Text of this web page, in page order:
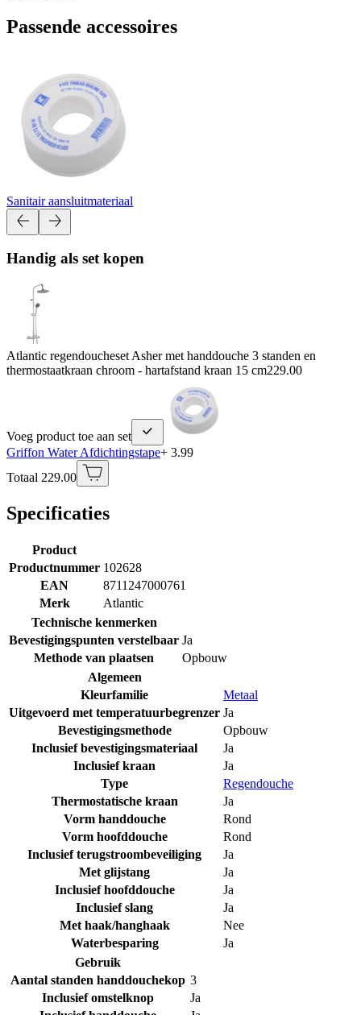
Passende accessoires
Sanitair aansluitmateriaal
Handig als set kopen
Atlantic regendoucheset Asher met handdouche 3 standen en
thermostaatkraan chroom - hartafstand kraan 15 cm229.00
Voeg product toe aan set
Griffon Water Afdichtingstape+ 3.99
Totaal 229.00
Specificaties
Product
Productnummer 102628
EAN
8711247000761
Merk
Atlantic
Technische kenmerken
Bevestigingspunten verstelbaar Ja
Methode van plaatsen
Opbouw
Algemeen
Kleurfamilie
Metaal
Uitgevoerd met temperatuurbegrenzer Ja
Bevestigingsmethode
Opbouw
Inclusief bevestigingsmateriaal
Ja
Inclusief kraan
Ja
Type
Regendouche
Thermostatische kraan
Ja
Vorm handdouche
Rond
Vorm hoofddouche
Rond
Inclusief terugstroombeveiliging
Ja
Met glijstang
Ja
Inclusief hoofddouche
Ja
Inclusief slang
Ja
Met haak/hanghaak
Nee
Waterbesparing
Ja
Gebruik
Aantal standen handdouchekop 3
Inclusief omstelknop
Ja